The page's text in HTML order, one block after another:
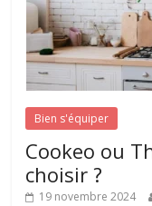
Bien s'équiper
Cookeo ou
choisir ?
19 novembre 2024